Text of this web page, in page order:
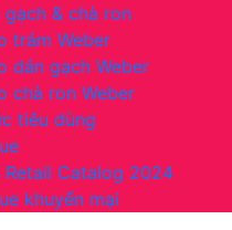
gạch & chà ron
trám Weber
dán gạch Weber
chà ron Weber
tiêu dùng
Retail Catalog 2024
khuyến mại